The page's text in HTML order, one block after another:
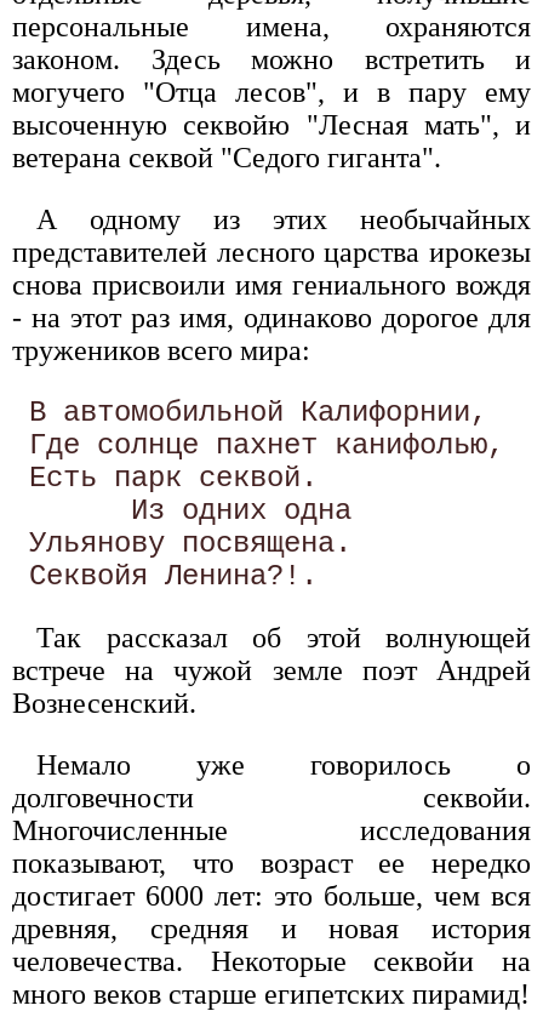
персональные имена, охраняются
законом. Здесь можно встретить и
могучего "Отца лесов", и в пару ему
высоченную секвойю "Лесная мать", и
ветерана секвой "Седого гиганта".
А одному из этих необычайных
представителей лесного царства ирокезы
снова присвоили имя гениального вождя
- на этот раз имя, одинаково дорогое для
тружеников всего мира:
В автомобильной Калифорнии,
Где солнце пахнет канифолью,
Есть парк секвой.
       Из одних одна
Ульянову посвящена.
Так рассказал об этой волнующей
встрече на чужой земле поэт Андрей
Вознесенский.
Немало уже говорилось о
долговечности секвойи.
Многочисленные исследования
показывают, что возраст ее нередко
достигает 6000 лет: это больше, чем вся
древняя, средняя и новая история
человечества. Некоторые секвойи на
много веков старше египетских пирамид!